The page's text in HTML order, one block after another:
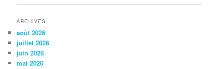
articles
ARCHIVES
août 2026
juillet 2026
juin 2026
mai 2026